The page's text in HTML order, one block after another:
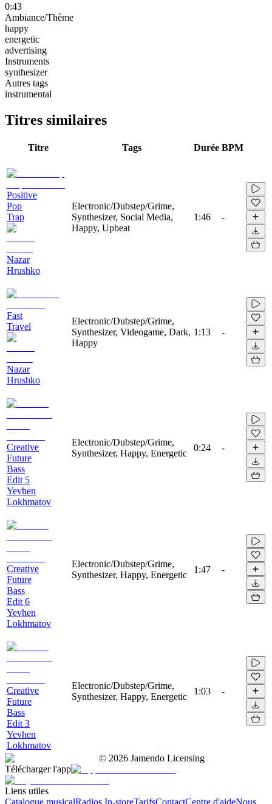
0:43
Ambiance/Thème
happy
energetic
advertising
Instruments
synthesizer
Autres tags
instrumental
Titres similaires
Titre Tags Durée BPM
Positive
Pop
Trap
Nazar
Hrushko
Electronic/Dubstep/Grime,
Synthesizer, Social Media,
Happy, Upbeat
1:46 -
Fast
Travel
Nazar
Hrushko
Electronic/Dubstep/Grime,
Synthesizer, Videogame, Dark,
Happy
1:13 -
Creative
Future
Bass
Edit 5
Yevhen
Lokhmatov
Electronic/Dubstep/Grime,
Synthesizer, Happy, Energetic
0:24 -
Creative
Future
Bass
Edit 6
Yevhen
Lokhmatov
Electronic/Dubstep/Grime,
Synthesizer, Happy, Energetic
1:47 -
Creative
Future
Bass
Edit 3
Yevhen
Lokhmatov
Electronic/Dubstep/Grime,
Synthesizer, Happy, Energetic
1:03 -
© 2026 Jamendo Licensing
Télécharger l'app
Liens utiles
Catalogue musicalRadios In-storeTarifsContactCentre d'aideNous